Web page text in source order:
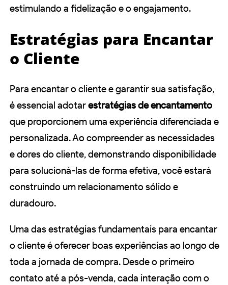
estimulando a fidelização e o engajamento.
Estratégias para Encantar
o Cliente
Para encantar o cliente e garantir sua satisfação,
é essencial adotarestratégias de encantamento
que proporcionem uma experiência diferenciada e
personalizada. Ao compreender as necessidades
e dores do cliente, demonstrando disponibilidade
para solucioná-las de forma efetiva, você estará
construindo um relacionamento sólido e
duradouro.
Uma das estratégias fundamentais para encantar
o cliente é oferecer boas experiências ao longo de
toda a jornada de compra. Desde o primeiro
contato até a pós-venda, cada interação com o